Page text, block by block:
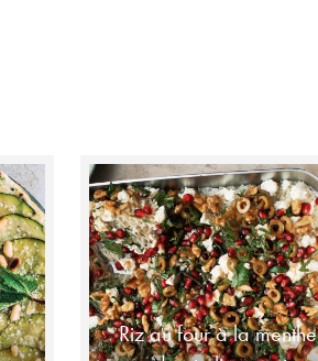
Riz au four à la